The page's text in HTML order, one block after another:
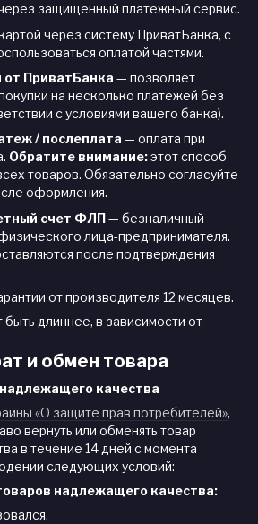
защищенный платежный сервис.
через систему ПриватБанка, с
оплатой частями.
от ПриватБанка — позволяет
на несколько платежей без
с условиями вашего банка).
/ послеплата — оплата при
Обратите внимание:этот способ
товаров. Обязательно согласуйте
оформления.
счет ФЛП— безналичный
лица-предпринимателя.
после подтверждения
от производителя 12 месяцев.
длиннее, в зависимости от
и обмен товара
качества
«О защите прав потребителей»,
вернуть или обменять товар
в течение 14 дней с момента
следующих условий:
надлежащего качества: